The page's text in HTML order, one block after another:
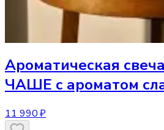
Ароматическая свеча
ЧАШЕ с ароматом
11 990 ₽